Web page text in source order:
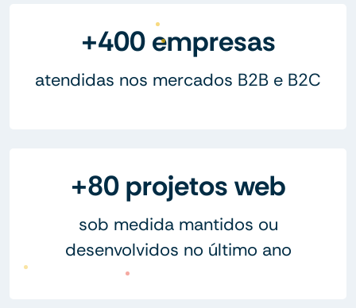
+400 empresas
atendidas nos mercados B2B e B2C
+80 projetos web
sob medida mantidos ou
desenvolvidos no último ano